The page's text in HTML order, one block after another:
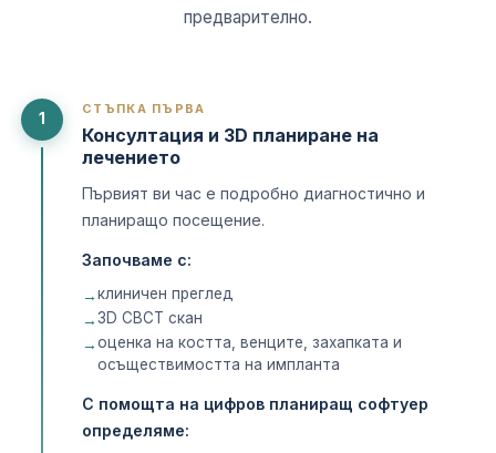
предварително.
1
СТЪПКА ПЪРВА
Консултация и 3D планиране на
лечението
Първият ви час е подробно диагностично и
планиращо посещение.
Започваме с:
клиничен преглед
3D CBCT скан
оценка на костта, венците, захапката и
осъществимостта на импланта
С помощта на цифров планиращ софтуер
определяме: